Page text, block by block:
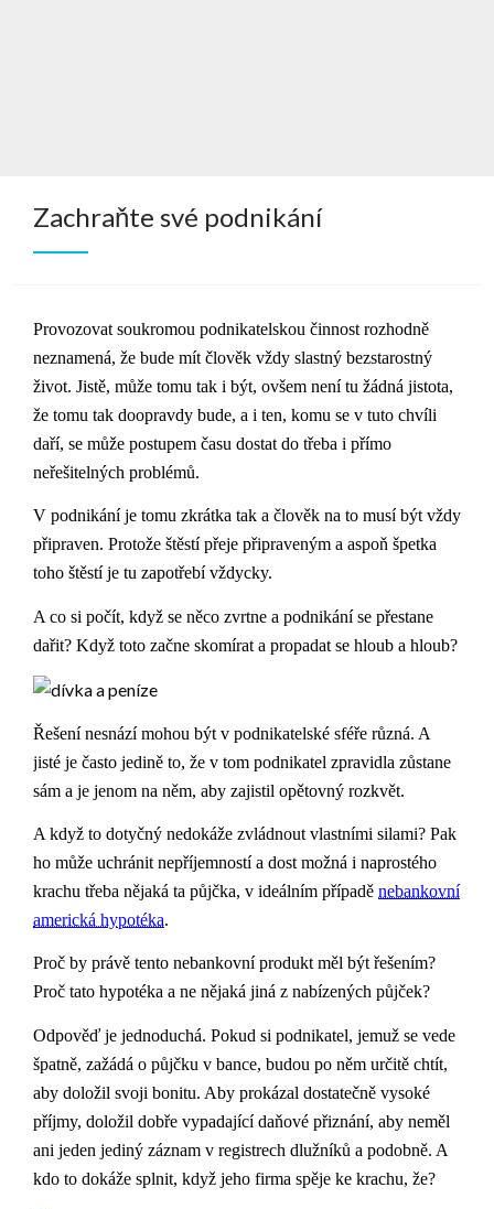
Zachraňte své podnikání
Provozovat soukromou podnikatelskou činnost rozhodně
neznamená, že bude mít člověk vždy slastný bezstarostný
život. Jistě, může tomu tak i být, ovšem není tu žádná jistota,
že tomu tak doopravdy bude, a i ten, komu se v tuto chvíli
daří, se může postupem času dostat do třeba i přímo
neřešitelných problémů.
V podnikání je tomu zkrátka tak a člověk na to musí být vždy
připraven. Protože štěstí přeje připraveným a aspoň špetka
toho štěstí je tu zapotřebí vždycky.
A co si počít, když se něco zvrtne a podnikání se přestane
dařit? Když toto začne skomírat a propadat se hloub a hloub?
Řešení nesnází mohou být v podnikatelské sféře různá. A
jisté je často jedině to, že v tom podnikatel zpravidla zůstane
sám a je jenom na něm, aby zajistil opětovný rozkvět.
A když to dotyčný nedokáže zvládnout vlastními silami? Pak
ho může uchránit nepříjemností a dost možná i naprostého
krachu třeba nějaká ta půjčka, v ideálním případě nebankovní
americká hypotéka.
Proč by právě tento nebankovní produkt měl být řešením?
Proč tato hypotéka a ne nějaká jiná z nabízených půjček?
Odpověď je jednoduchá. Pokud si podnikatel, jemuž se vede
špatně, zažádá o půjčku v bance, budou po něm určitě chtít,
aby doložil svoji bonitu. Aby prokázal dostatečně vysoké
příjmy, doložil dobře vypadající daňové přiznání, aby neměl
ani jeden jediný záznam v registrech dlužníků a podobně. A
kdo to dokáže splnit, když jeho firma spěje ke krachu, že?